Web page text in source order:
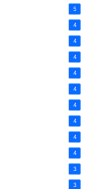
5
4
4
4
4
4
4
4
4
4
3
3